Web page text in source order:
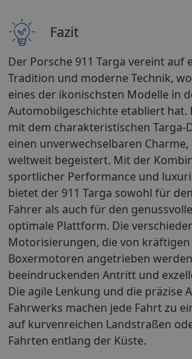
Fazit
Der Porsche 911 Targa vereint auf
Tradition und moderne Technik,
eines der ikonischsten Modelle in
Automobilgeschichte etabliert hat.
mit dem charakteristischen Targa-
einen unverwechselbaren
weltweit begeistert. Mit der
sportlicher Performance und
bietet der 911 Targa sowohl für
Fahrer als auch für den
optimale Plattform. Die
Motorisierungen, die von kräftigen
Boxermotoren angetrieben
beeindruckenden Antritt und
Die agile Lenkung und die präzise
Fahrwerks machen jede Fahrt zu
auf kurvenreichen Landstraßen
Fahrten entlang der Küste.